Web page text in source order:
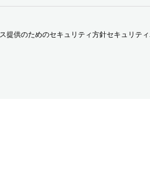
提供のためのセキュリティ方針セキュリテ